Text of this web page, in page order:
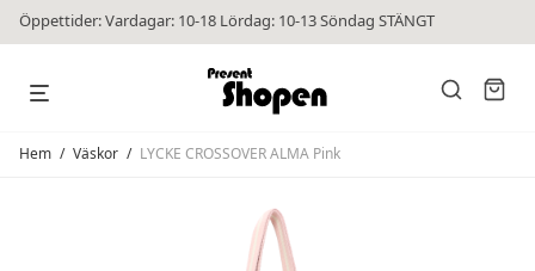
Öppettider: Vardagar: 10-18 Lördag: 10-13 Söndag STÄNGT
Hem / Väskor / LYCKE CROSSOVER ALMA Pink